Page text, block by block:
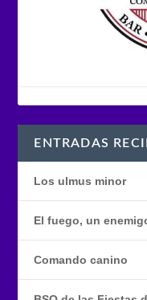
ENTRADAS
Los ulmus minor
El fuego, un
Comando canino